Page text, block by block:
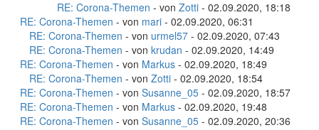
RE: Corona-Themen - von Zotti - 02.09.2020, 18:18
RE: Corona-Themen - von mari - 02.09.2020, 06:31
RE: Corona-Themen - von urmel57 - 02.09.2020, 07:43
RE: Corona-Themen - von krudan - 02.09.2020, 14:49
RE: Corona-Themen - von Markus - 02.09.2020, 18:49
RE: Corona-Themen - von Zotti - 02.09.2020, 18:54
RE: Corona-Themen - von Susanne_05 - 02.09.2020, 18:57
RE: Corona-Themen - von Markus - 02.09.2020, 19:48
RE: Corona-Themen - von Susanne_05 - 02.09.2020, 20:36